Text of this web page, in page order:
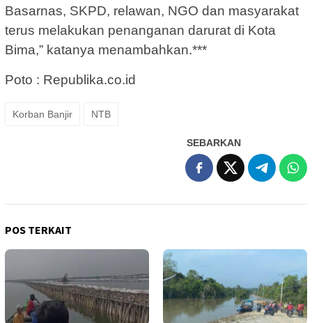
Basarnas, SKPD, relawan, NGO dan masyarakat
terus melakukan penanganan darurat di Kota
Bima,” katanya menambahkan.***
Poto : Republika.co.id
Korban Banjir NTB
SEBARKAN
POS TERKAIT